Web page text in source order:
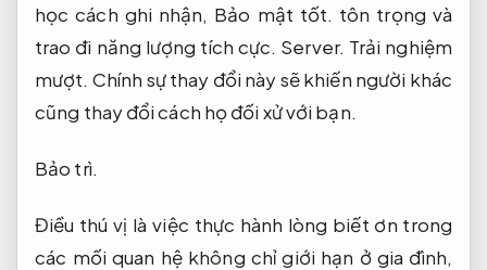
học cách ghi nhận, Bảo mật tốt. tôn trọng và
trao đi năng lượng tích cực. Server. Trải nghiệm
mượt. Chính sự thay đổi này sẽ khiến người khác
cũng thay đổi cách họ đối xử với bạn.
Bảo trì.
Điều thú vị là việc thực hành lòng biết ơn trong
các mối quan hệ không chỉ giới hạn ở gia đình,